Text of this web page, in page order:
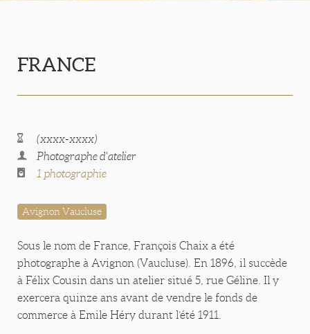
FRANCE
(xxxx-xxxx)
Photographe d'atelier
1 photographie
Avignon Vaucluse
Sous le nom de France, François Chaix a été
photographe à Avignon (Vaucluse). En 1896, il succède
à Félix Cousin dans un atelier situé 5, rue Géline. Il y
exercera quinze ans avant de vendre le fonds de
commerce à Emile Héry durant l’été 1911.